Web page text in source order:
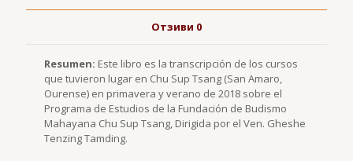
Отзиви 0
Resumen: Este libro es la transcripción de los cursos
que tuvieron lugar en Chu Sup Tsang (San Amaro,
Ourense) en primavera y verano de 2018 sobre el
Programa de Estudios de la Fundación de Budismo
Mahayana Chu Sup Tsang, Dirigida por el Ven. Gheshe
Tenzing Tamding.